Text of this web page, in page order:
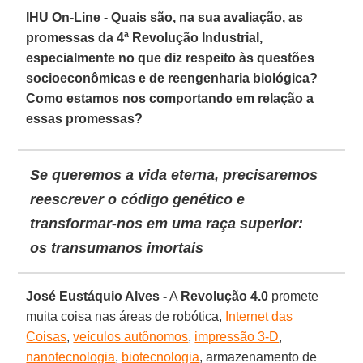
IHU On-Line - Quais são, na sua avaliação, as
promessas da 4ª Revolução Industrial,
especialmente no que diz respeito às questões
socioeconômicas e de reengenharia biológica?
Como estamos nos comportando em relação a
essas promessas?
Se queremos a vida eterna, precisaremos
reescrever o código genético e
transformar-nos em uma raça superior:
os transumanos imortais
José Eustáquio Alves -A Revolução 4.0 promete
muita coisa nas áreas de robótica, Internet das
Coisas,veículos autônomos, impressão 3-D,
nanotecnologia, biotecnologia, armazenamento de